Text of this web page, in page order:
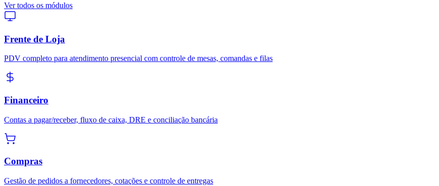
Ver todos os módulos
Frente de Loja
PDV completo para atendimento presencial com controle de mesas, comandas e filas
Financeiro
Contas a pagar/receber, fluxo de caixa, DRE e conciliação bancária
Compras
Gestão de pedidos a fornecedores, cotações e controle de entregas